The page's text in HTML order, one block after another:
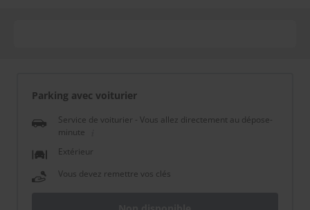
Parking avec voiturier
Service de voiturier - Vous allez directement au dépose-
minute
Extérieur
Vous devez remettre vos clés